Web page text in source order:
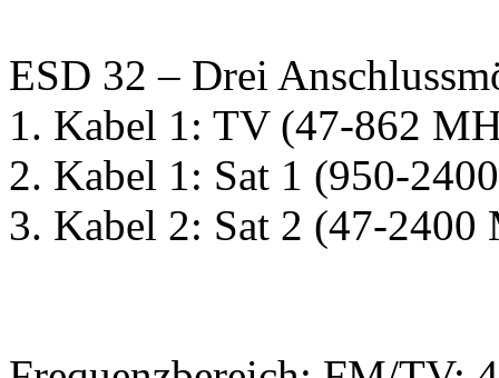
ESD 32 – Drei
1. Kabel 1: TV (47-862
2. Kabel 1: Sat 1 (950-
3. Kabel 2: Sat 2 (47-2400